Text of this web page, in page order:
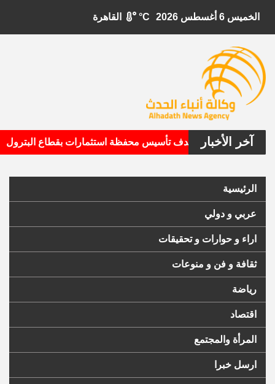
الخميس 6 أغسطس 2026 °C
آخر الأخبار
الأمريكية تستهدف تأسيس محفظة استثمارات بقطاع البترول
الرئيسية
عربي و دولي
اراء و حوارات و تحقيقات
ثقافة و فن و منوعات
رياضة
اقتصاد
المرأة والمجتمع
ارسل خبرا